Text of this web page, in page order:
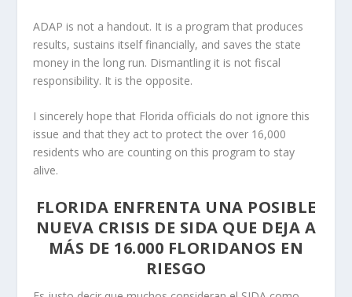
ADAP is not a handout. It is a program that produces
results, sustains itself financially, and saves the state
money in the long run. Dismantling it is not fiscal
responsibility. It is the opposite.
I sincerely hope that Florida officials do not ignore this
issue and that they act to protect the over 16,000
residents who are counting on this program to stay
alive.
FLORIDA ENFRENTA UNA POSIBLE
NUEVA CRISIS DE SIDA QUE DEJA A
MÁS DE 16.000 FLORIDANOS EN
RIESGO